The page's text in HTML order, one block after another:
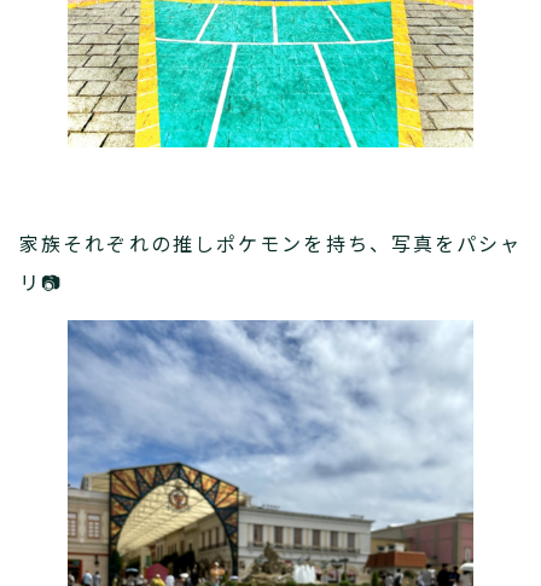
家族それぞれの推しポケモンを持ち、写真をパシャ
リ📷